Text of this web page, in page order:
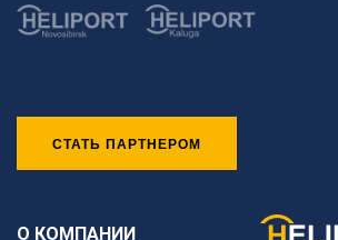
СТАТЬ ПАРТНЕРОМ
О КОМПАНИИ